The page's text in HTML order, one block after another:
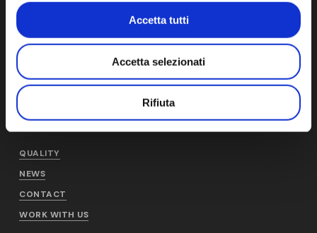
Accetta tutti
Accetta selezionati
Rifiuta
AM
WHO WE ARE
HISTORY
SUSTAINABILITY
PEOPLE
SERVICES
AM PRODUCTION
AM DISTRIBUTION
AM SERVICE
GENERAL TERMS AND
CONDITIONS
QUALITY
NEWS
CONTACT
WORK WITH US